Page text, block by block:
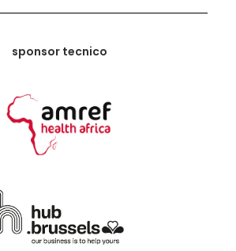
sponsor tecnico